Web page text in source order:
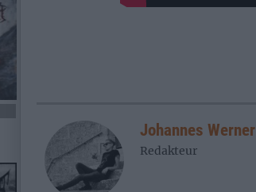
Johannes Werner
Redakteur